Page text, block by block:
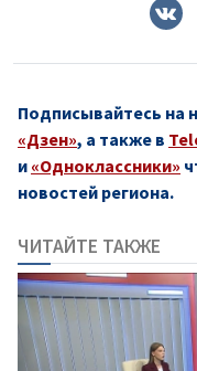
Подписывайтесь на
«Дзен», а также в
и «Одноклассники»
новостей региона.
ЧИТАЙТЕ ТАКЖЕ